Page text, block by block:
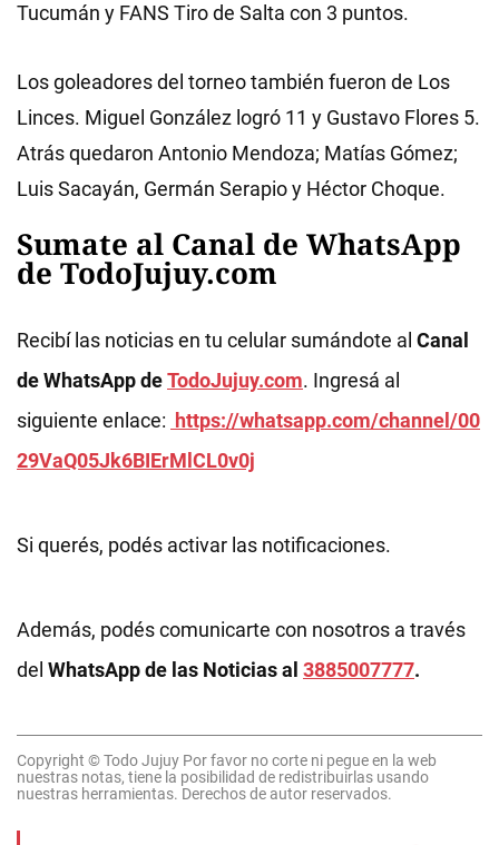
Tucumán y FANS Tiro de Salta con 3 puntos.
Los goleadores del torneo también fueron de Los
Linces. Miguel González logró 11 y Gustavo Flores 5.
Atrás quedaron Antonio Mendoza; Matías Gómez;
Luis Sacayán, Germán Serapio y Héctor Choque.
Sumate al Canal de WhatsApp
de TodoJujuy.com
Recibí las noticias en tu celular sumándote al Canal
de WhatsApp deTodoJujuy.com. Ingresá al
siguiente enlace: https://whatsapp.com/channel/00
29VaQ05Jk6BIErMlCL0v0j
Si querés, podés activar las notificaciones.
Además, podés comunicarte con nosotros a través
del WhatsApp de las Noticias al 3885007777.
Copyright © Todo Jujuy Por favor no corte ni pegue en la web
nuestras notas, tiene la posibilidad de redistribuirlas usando
nuestras herramientas. Derechos de autor reservados.